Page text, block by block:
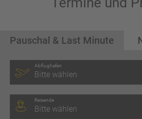
Pauschal & Last Minute
Abflughafen
Bitte wählen
Reisende
Bitte wählen